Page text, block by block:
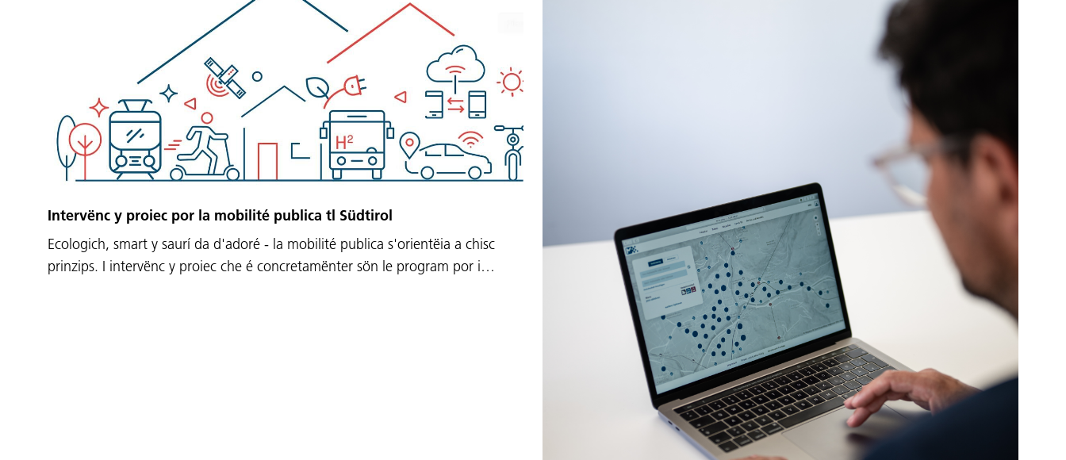
Intervënc y proiec por la mobilité publica tl Südtirol
Ecologich, smart y saurí da d'adoré - la mobilité publica s'orientëia a chisc
prinzips. I intervënc y proiec che é concretamënter sön le program por i…